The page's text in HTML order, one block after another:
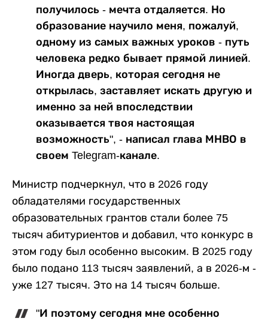
получилось - мечта отдаляется. Но
образование научило меня, пожалуй,
одному из самых важных уроков - путь
человека редко бывает прямой линией.
Иногда дверь, которая сегодня не
открылась, заставляет искать другую и
именно за ней впоследствии
оказывается твоя настоящая
возможность", - написал глава МНВО в
своем Telegram-канале.
Министр подчеркнул, что в 2026 году
обладателями государственных
образовательных грантов стали более 75
тысяч абитуриентов и добавил, что конкурс в
этом году был особенно высоким. В 2025 году
было подано 113 тысяч заявлений, а в 2026-м -
уже 127 тысяч. Это на 14 тысяч больше.
"И поэтому сегодня мне особенно